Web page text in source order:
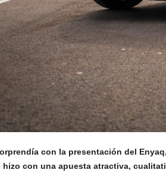
con la presentación del
hizo con una apuesta atractiva,